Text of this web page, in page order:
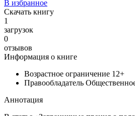
В избранное
Скачать книгу
1
загрузок
0
отзывов
Информация о книге
Возрастное ограничение 12+
Правообладатель
Аннотация